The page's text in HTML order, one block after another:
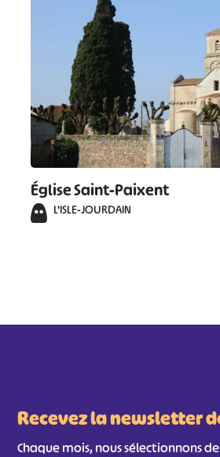
Église Saint-Paixent
L'ISLE-JOURDAIN
Recevez la newsletter
Chaque mois, nous sélectionnons